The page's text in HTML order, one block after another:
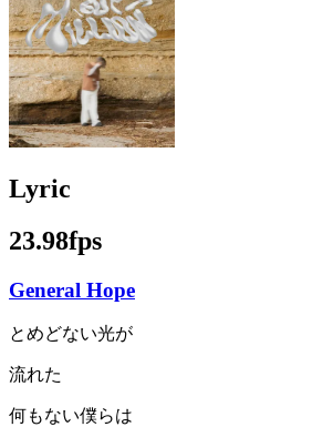
Lyric
23.98fps
General Hope
とめどない光が
流れた
何もない僕らは